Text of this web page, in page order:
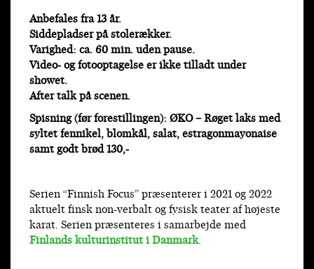
Anbefales fra 13 år.
Siddepladser på stolerækker.
Varighed: ca. 60 min. uden pause.
Video- og fotooptagelse er ikke tilladt under
showet.
After talk på scenen.
Spisning (før forestillingen): ØKO – Røget laks med
syltet fennikel, blomkål, salat, estragonmayonaise
samt godt brød 130,-
Serien “Finnish Focus” præsenterer i 2021 og 2022
aktuelt finsk non-verbalt og fysisk teater af højeste
karat. Serien præsenteres i samarbejde med
Finlands kulturinstitut i Danmark.